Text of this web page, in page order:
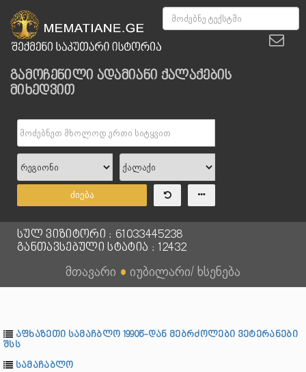
გამოჩენილი ადამიანი ქალაქების
მიხედვით
ძიება
სულ ვიზიტორი : 61033445238
განთავსებული სტატია : 12432
მთავარი ● იუბილარი/ ხსენება
აფხაზეთი სამაჩბლო 1990წ-დან მებრძოლები ვეტერანები
შსს
სამაჩაბლო